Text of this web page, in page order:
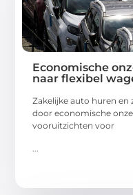
Economische
naar flexibel
Zakelijke auto huren en
door economische
vooruitzichten voor